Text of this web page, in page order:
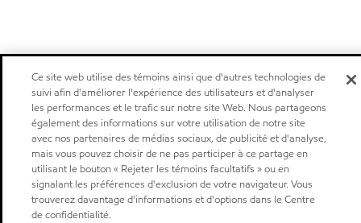
Ce site web utilise des témoins ainsi que d'autres technologies de
suivi afin d'améliorer l'expérience des utilisateurs et d'analyser
les performances et le trafic sur notre site Web. Nous partageons
également des informations sur votre utilisation de notre site
avec nos partenaires de médias sociaux, de publicité et d'analyse,
mais vous pouvez choisir de ne pas participer à ce partage en
utilisant le bouton « Rejeter les témoins facultatifs » ou en
signalant les préférences d'exclusion de votre navigateur. Vous
trouverez davantage d'informations et d'options dans le Centre
de confidentialité.